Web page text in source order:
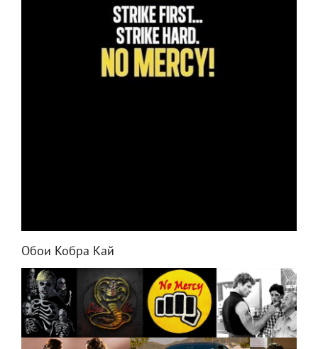
Обои Кобра Кай